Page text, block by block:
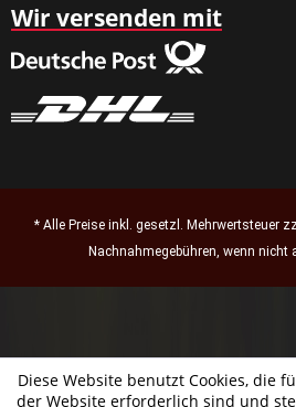
Wir versenden mit
* Alle Preise inkl. gesetzl. Mehrwertsteuer
Nachnahmegebühren, wenn nicht
Diese Website benutzt Cookies, die
der Website erforderlich sind und